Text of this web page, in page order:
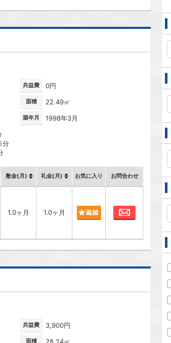
共益費 0円
面積 22.49㎡
築年月 1998年3月
分
敷金(月) 礼金(月) お気に入り お問合わせ
1.0ヶ月 1.0ヶ月 お問合わせ
共益費 3,900円
面積